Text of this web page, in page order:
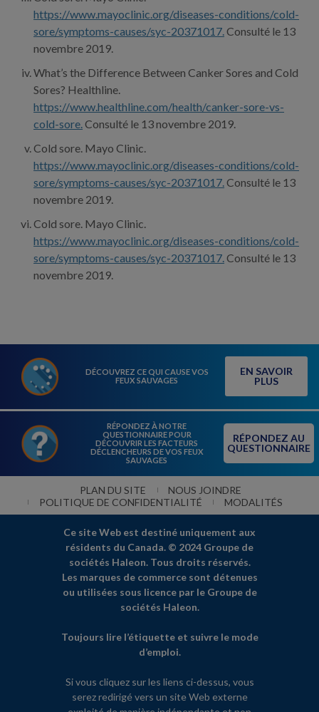
https://www.mayoclinic.org/diseases-conditions/cold-
sore/symptoms-causes/syc-20371017.Consulté le 13
novembre 2019.
What’s the Difference Between Canker Sores and Cold
Sores? Healthline.
https://www.healthline.com/health/canker-sore-vs-
cold-sore.Consulté le 13 novembre 2019.
Cold sore. Mayo Clinic.
https://www.mayoclinic.org/diseases-conditions/cold-
sore/symptoms-causes/syc-20371017.Consulté le 13
novembre 2019.
Cold sore. Mayo Clinic.
https://www.mayoclinic.org/diseases-conditions/cold-
sore/symptoms-causes/syc-20371017.Consulté le 13
novembre 2019.
DÉCOUVREZ CE QUI CAUSE VOS
FEUX SAUVAGES
EN SAVOIR
PLUS
RÉPONDEZ À NOTRE
QUESTIONNAIRE POUR
DÉCOUVRIR LES FACTEURS
DÉCLENCHEURS DE VOS FEUX
SAUVAGES
RÉPONDEZ AU
QUESTIONNAIRE
PLAN DU SITE
NOUS JOINDRE
POLITIQUE DE CONFIDENTIALITÉ
MODALITÉS
Ce site Web est destiné uniquement aux
résidents du Canada. © 2024 Groupe de
sociétés Haleon. Tous droits réservés.
Les marques de commerce sont détenues
ou utilisées sous licence par le Groupe de
sociétés Haleon.
Toujours lire l’étiquette et suivre le mode
d’emploi.
Si vous cliquez sur les liens ci-dessus, vous
serez redirigé vers un site Web externe